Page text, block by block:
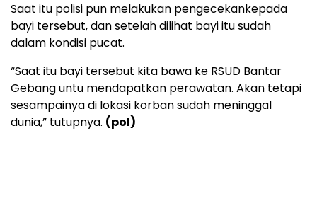
Saat itu polisi pun melakukan pengecekankepada
bayi tersebut, dan setelah dilihat bayi itu sudah
dalam kondisi pucat.
“Saat itu bayi tersebut kita bawa ke RSUD Bantar
Gebang untu mendapatkan perawatan. Akan tetapi
sesampainya di lokasi korban sudah meninggal
dunia,” tutupnya. (pol)